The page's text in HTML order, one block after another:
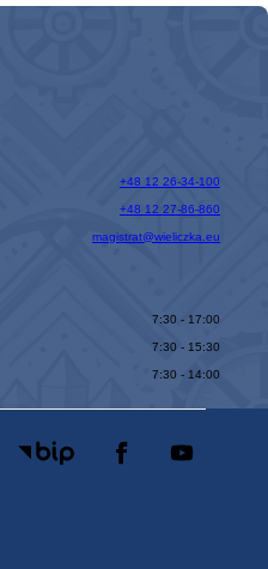
+48 12 26-34-100
+48 12 27-86-860
magistrat@wieliczka.eu
7:30 - 17:00
7:30 - 15:30
7:30 - 14:00